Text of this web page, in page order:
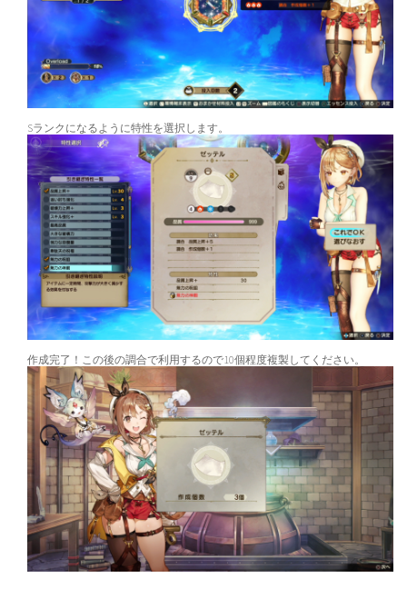
Sランクになるように特性を選択します。
作成完了！この後の調合で利用するので10個程度複製してください。